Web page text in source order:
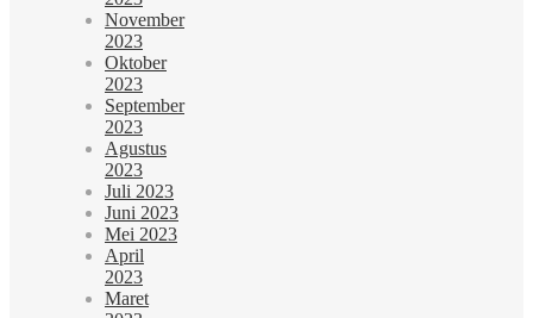
November
2023
Oktober
2023
September
2023
Agustus
2023
Juli 2023
Juni 2023
Mei 2023
April
2023
Maret